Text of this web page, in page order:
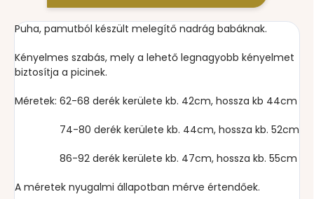
Puha, pamutból készült melegítő nadrág babáknak.
Kényelmes szabás, mely a lehető legnagyobb kényelmet
biztosítja a picinek.
Méretek: 62-68 derék kerülete kb. 42cm, hossza kb 44cm
74-80 derék kerülete kb. 44cm, hossza kb. 52cm
86-92 derék kerülete kb. 47cm, hossza kb. 55cm
A méretek nyugalmi állapotban mérve értendőek.